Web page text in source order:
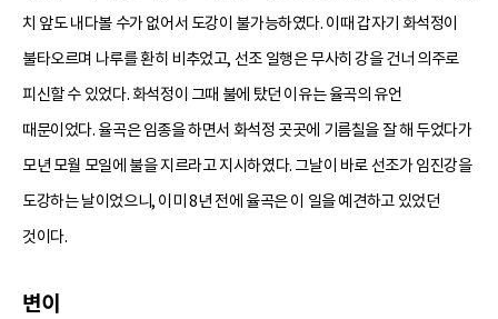
치 앞도 내다볼 수가 없어서 도강이 불가능하였다. 이때 갑자기 화석정이
불타오르며 나루를 환히 비추었고, 선조 일행은 무사히 강을 건너 의주로
피신할 수 있었다. 화석정이 그때 불에 탔던 이유는 율곡의 유언
때문이었다. 율곡은 임종을 하면서 화석정 곳곳에 기름칠을 잘 해 두었다가
모년 모월 모일에 불을 지르라고 지시하였다. 그날이 바로 선조가 임진강을
도강하는 날이었으니, 이미 8년 전에 율곡은 이 일을 예견하고 있었던
것이다.
변이